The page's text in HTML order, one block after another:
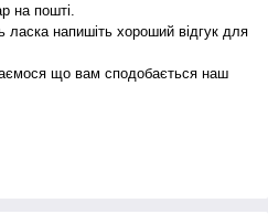
на пошті.
ласка напишіть хороший відгук для
що вам сподобається наш